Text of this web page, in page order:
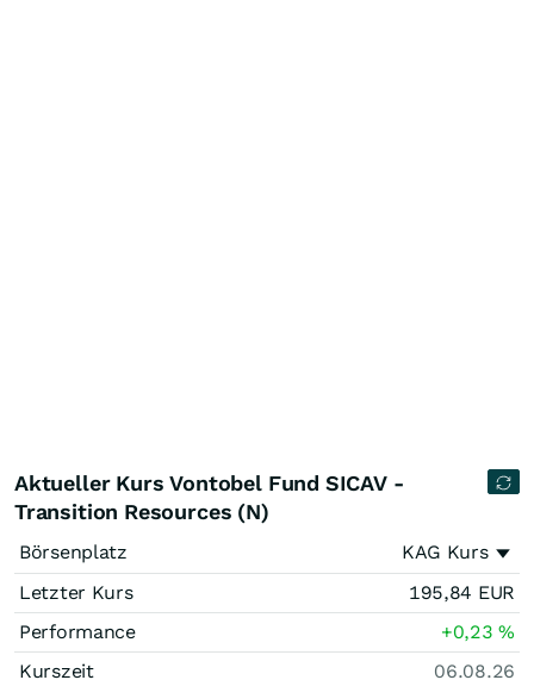
Aktueller Kurs Vontobel Fund SICAV -
Transition Resources (N)
Börsenplatz
KAG Kurs
Letzter Kurs
195,84 EUR
Performance
+0,23%
Kurszeit
06.08.26